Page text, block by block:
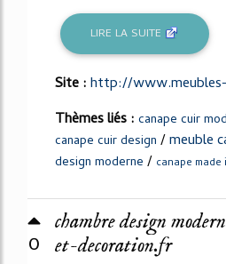
LIRE LA SUITE
Site :http://
Thèmes liés : canape cuir
canape cuir design /meuble
design moderne / canape made
0
chambre design
et-decoration.fr